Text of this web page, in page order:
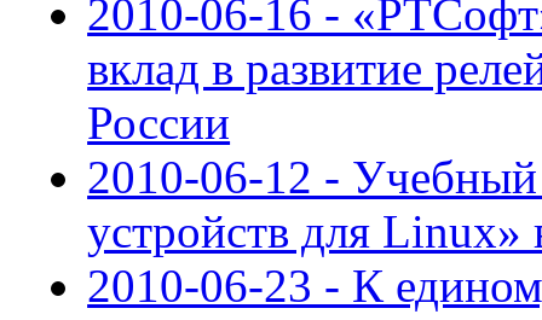
2010-06-16 -
вклад в развитие
России
2010-06-12 - Учебный
устройств для Linux»
2010-06-23 - К